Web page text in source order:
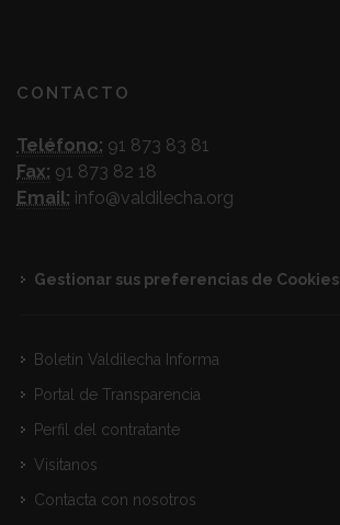
CONTACTO
Teléfono: 91 873 83 81
Fax: 91 873 82 18
Email: info@valdilecha.org
Gestionar sus preferencias de Cookies
Boletín Valdilecha Informa
Portal de Transparencia
Perfil del contratante
Visitanos
Contacta con nosotros